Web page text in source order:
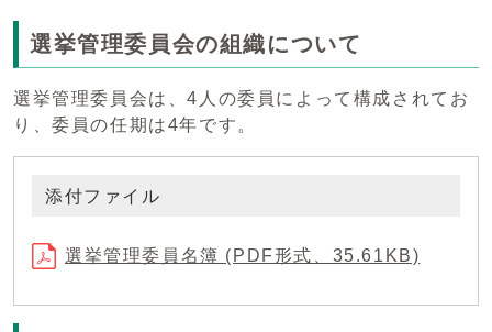
選挙管理委員会の組織について
選挙管理委員会は、4人の委員によって構成されてお
り、委員の任期は4年です。
添付ファイル
選挙管理委員名簿 (PDF形式、35.61KB)